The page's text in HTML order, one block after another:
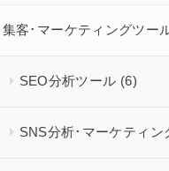
集客･マーケティングツー
SEO分析ツール (6)
SNS分析･マーケティン